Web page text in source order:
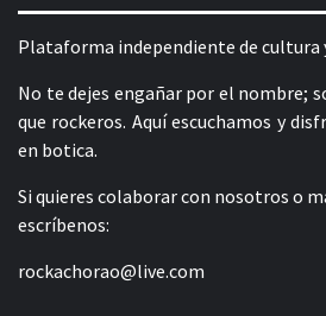
Plataforma independiente de cultura
No te dejes engañar por el nombre;
que rockeros. Aquí escuchamos y
en botica.
Si quieres colaborar con nosotros o
escríbenos:
rockachorao@live.com